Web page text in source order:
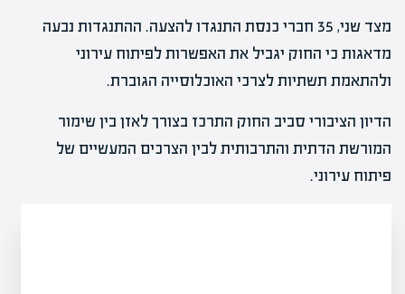
מצד שני, 35 חברי כנסת התנגדו להצעה. ההתנגדות נבעה
מדאגות כי החוק יגביל את האפשרות לפיתוח עירוני
ולהתאמת תשתיות לצרכי האוכלוסייה הגוברת.
הדיון הציבורי סביב החוק התרכז בצורך לאזן בין שימור
המורשת הדתית והתרבותית לבין הצרכים המעשיים של
פיתוח עירוני.